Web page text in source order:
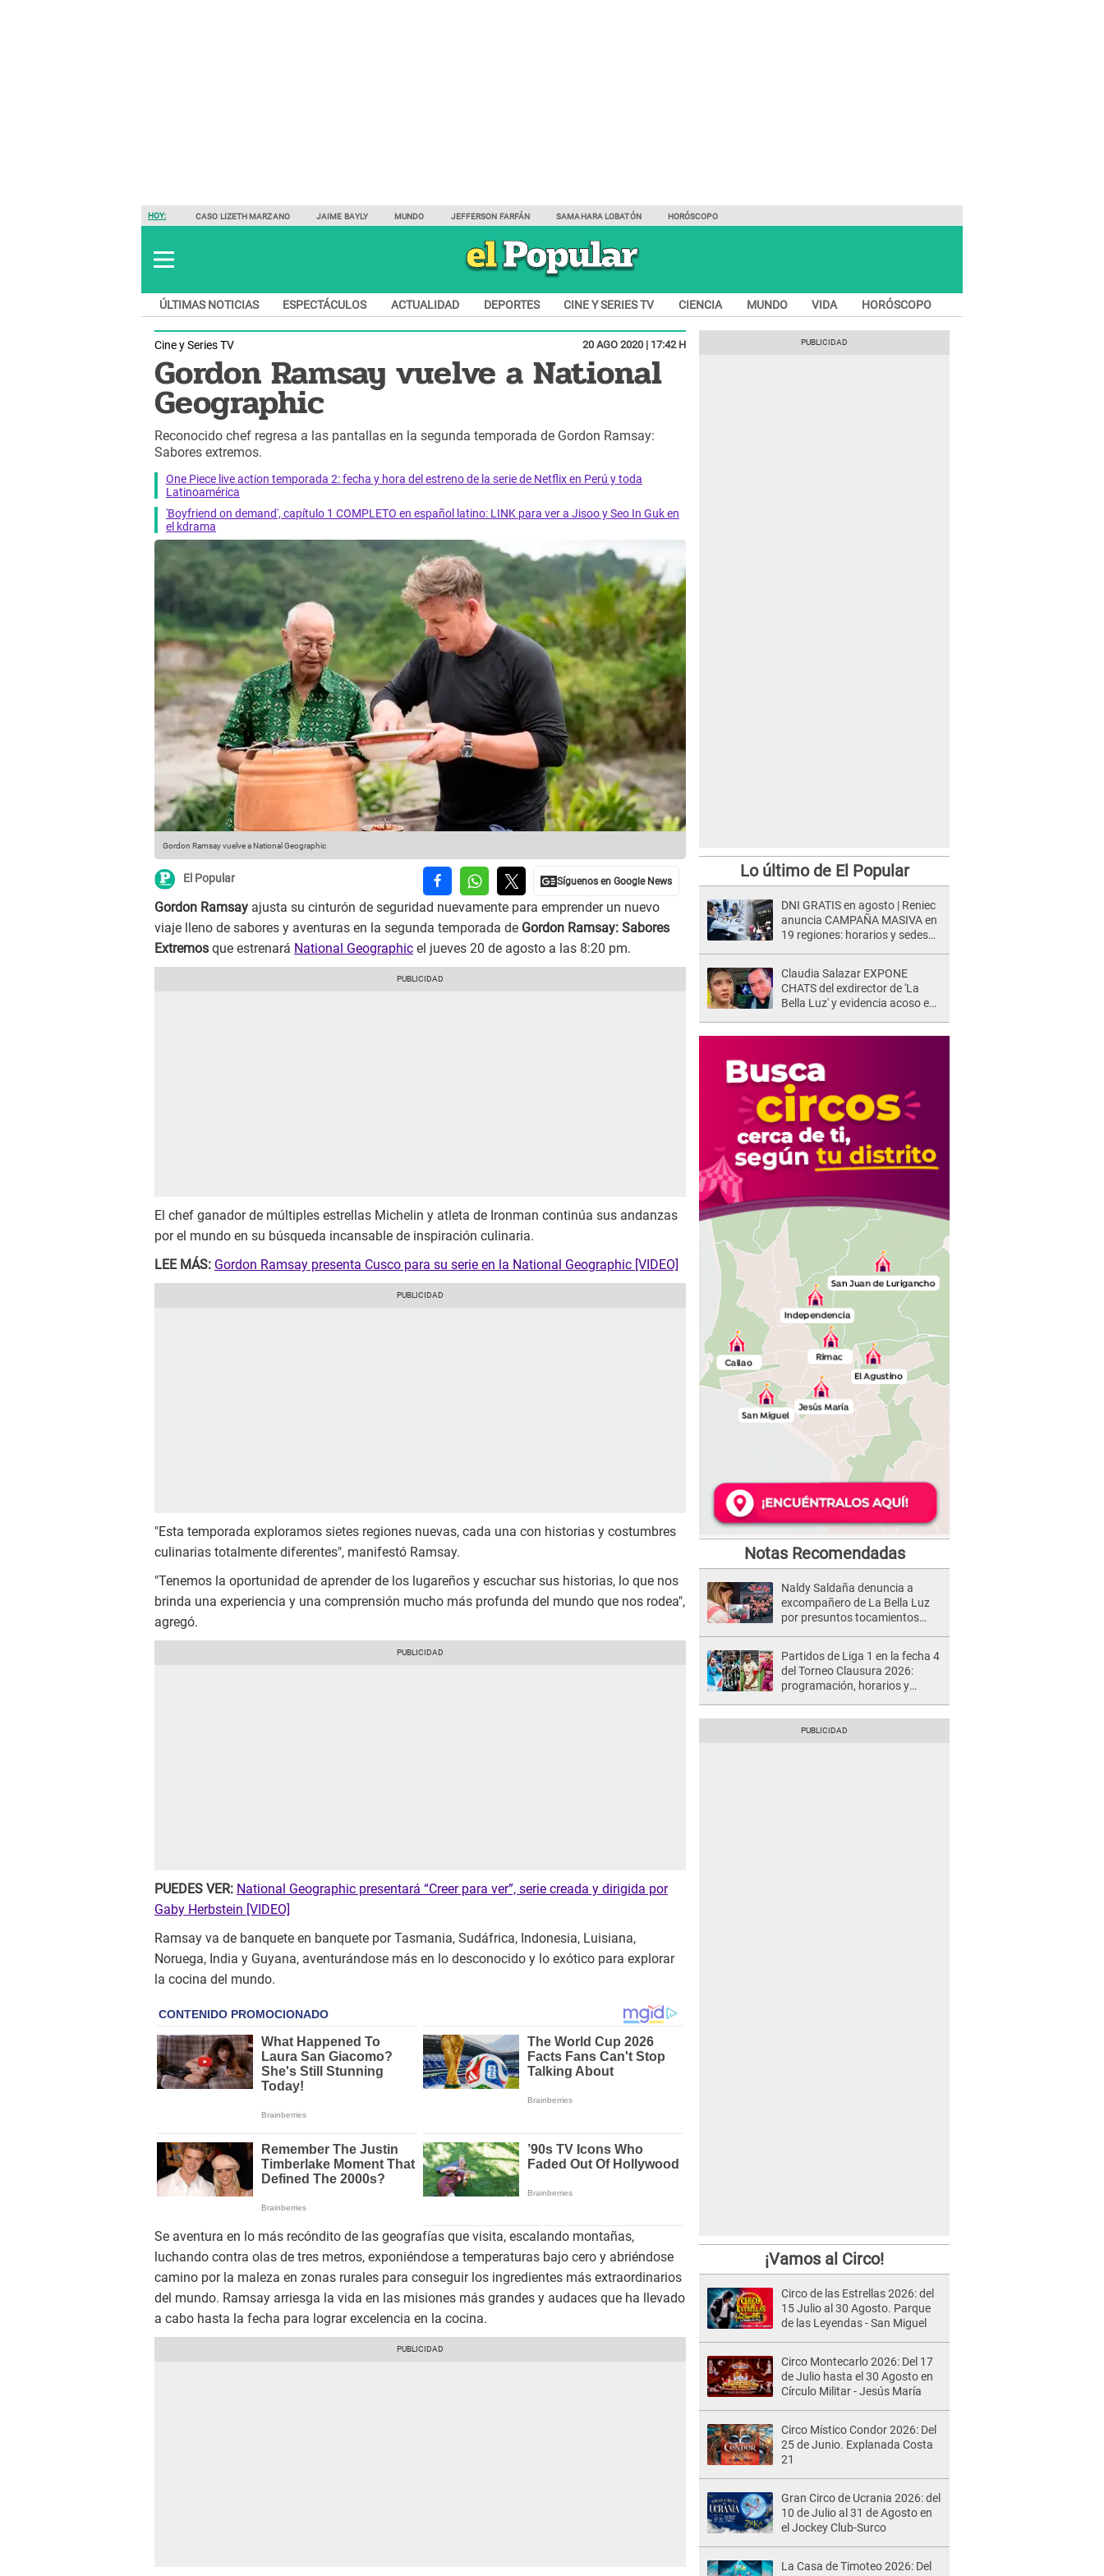
HOY: CASO LIZETH MARZANO JAIME BAYLY MUNDO JEFFERSON FARFÁN SAMAHARA LOBATÓN HORÓSCOPO
ÚLTIMAS NOTICIAS ESPECTÁCULOS ACTUALIDAD DEPORTES CINE Y SERIES TV CIENCIA MUNDO VIDA HORÓSCOPO
Cine y Series TV 20 AGO 2020 | 17:42 H
Gordon Ramsay vuelve a National
Geographic
Reconocido chef regresa a las pantallas en la segunda temporada de Gordon Ramsay:
Sabores extremos.
One Piece live action temporada 2: fecha y hora del estreno de la serie de Netflix en Perú y toda
Latinoamérica
'Boyfriend on demand', capítulo 1 COMPLETO en español latino: LINK para ver a Jisoo y Seo In Guk en
el kdrama
Gordon Ramsay vuelve a National Geographic
El Popular
Gordon Ramsay ajusta su cinturón de seguridad nuevamente para emprender un nuevo
viaje lleno de sabores y aventuras en la segunda temporada de Gordon Ramsay: Sabores
Extremos que estrenará National Geographic el jueves 20 de agosto a las 8:20 pm.
El chef ganador de múltiples estrellas Michelin y atleta de Ironman continúa sus andanzas
por el mundo en su búsqueda incansable de inspiración culinaria.
LEE MÁS: Gordon Ramsay presenta Cusco para su serie en la National Geographic [VIDEO]
"Esta temporada exploramos sietes regiones nuevas, cada una con historias y costumbres
culinarias totalmente diferentes", manifestó Ramsay.
"Tenemos la oportunidad de aprender de los lugareños y escuchar sus historias, lo que nos
brinda una experiencia y una comprensión mucho más profunda del mundo que nos rodea",
agregó.
PUEDES VER: National Geographic presentará “Creer para ver”, serie creada y dirigida por
Gaby Herbstein [VIDEO]
Ramsay va de banquete en banquete por Tasmania, Sudáfrica, Indonesia, Luisiana,
Noruega, India y Guyana, aventurándose más en lo desconocido y lo exótico para explorar
la cocina del mundo.
Se aventura en lo más recóndito de las geografías que visita, escalando montañas,
luchando contra olas de tres metros, exponiéndose a temperaturas bajo cero y abriéndose
camino por la maleza en zonas rurales para conseguir los ingredientes más extraordinarios
del mundo. Ramsay arriesga la vida en las misiones más grandes y audaces que ha llevado
a cabo hasta la fecha para lograr excelencia en la cocina.
Lo último de El Popular
DNI GRATIS en agosto | Reniec
anuncia CAMPAÑA MASIVA en
19 regiones: horarios y sedes
Claudia Salazar EXPONE
CHATS del exdirector de 'La
Bella Luz' y evidencia acoso e
Notas Recomendadas
Naldy Saldaña denuncia a
excompañero de La Bella Luz
por presuntos tocamientos
Partidos de Liga 1 en la fecha 4
del Torneo Clausura 2026:
programación, horarios y
¡Vamos al Circo!
Circo de las Estrellas 2026: del
15 Julio al 30 Agosto. Parque
de las Leyendas - San Miguel
Circo Montecarlo 2026: Del 17
de Julio hasta el 30 Agosto en
Círculo Militar - Jesús María
Circo Místico Condor 2026: Del
25 de Junio. Explanada Costa
21
Gran Circo de Ucrania 2026: del
10 de Julio al 31 de Agosto en
el Jockey Club-Surco
La Casa de Timoteo 2026: Del